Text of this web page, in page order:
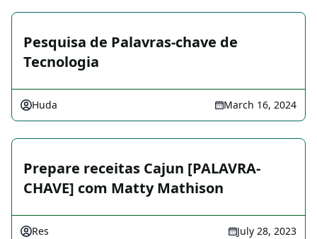
Pesquisa de Palavras-chave de
Tecnologia
Huda March 16, 2024
Prepare receitas Cajun [PALAVRA-
CHAVE] com Matty Mathison
Res July 28, 2023